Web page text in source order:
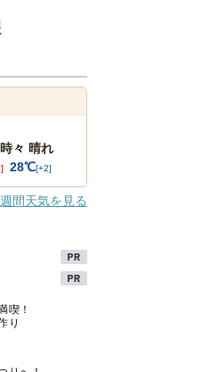
々 晴れ
28℃[+2]
間天気を見る
喫！
り